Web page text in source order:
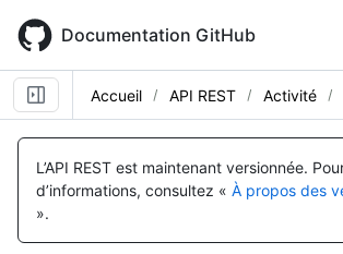
main
content
Documentation GitHub
Accueil API REST Activité
L’API REST est maintenant versionnée.
d’informations, consultez « À propos des
».
Nom, Type,
Description
Nom, Type,
Description
Nom, Type,
Description
Nom, Type,
Description
Nom, Type,
Description
Nom, Type,
Description
Nom, Type,
Description
Nom, Type,
Description
Nom, Type,
Description
Nom, Type,
Description
Nom, Type,
Description
Nom, Type,
Description
Nom, Type,
Description
Nom, Type,
Description
Nom, Type,
Description
Nom, Type,
Description
Nom, Type,
Description
Nom, Type,
Description
Nom, Type,
Description
Nom, Type,
Description
Nom, Type,
Description
Nom, Type,
Description
Nom, Type,
Description